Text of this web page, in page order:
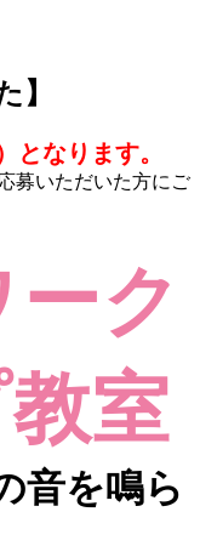
】
となります。
募いただいた方にご
ーク
室
音を鳴ら